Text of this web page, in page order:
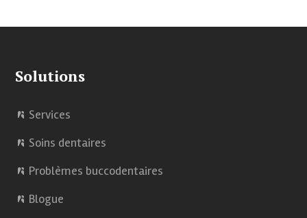
Solutions
Services
Soins dentaires
Problèmes buccodentaires
Blogue